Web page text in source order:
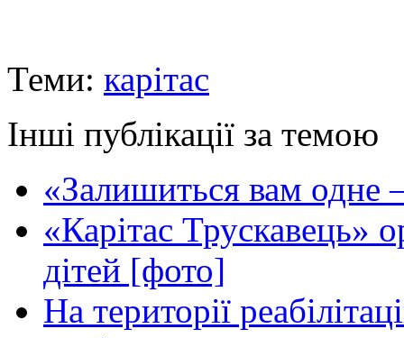
Теми: карітас
Інші публікації за темою
«Залишиться вам
«Карітас Трускавець»
дітей [фото]
На території